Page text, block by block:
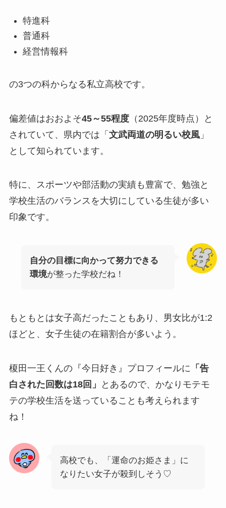
特進科
普通科
経営情報科
の3つの科からなる私立高校です。
偏差値はおおよそ45～55程度（2025年度時点）と
されていて、県内では「 文武両道の明るい校風」
として知られています。
特に、スポーツや部活動の実績も豊富で、勉強と
学校生活のバランスを大切にしている生徒が多い
印象です。
自分の目標に向かって努力できる
環境が整った学校だね！
もともとは女子高だったこともあり、男女比が1:2
ほどと、女子生徒の在籍割合が多いよう。
榎田一王くんの『今日好き』プロフィールに 「告
白された回数は18回」
とあるので、かなりモテモ
テの学校生活を送っていることも考えられます
ね！
高校でも、「運命のお姫さま」に
なりたい女子が殺到しそう♡